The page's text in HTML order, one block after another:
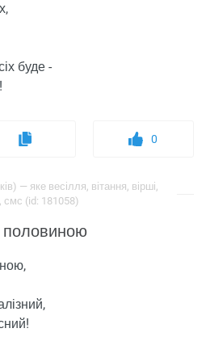
буде -
0
— яке весілля, вітання, вірші,
смс (id: 181058)
половиною